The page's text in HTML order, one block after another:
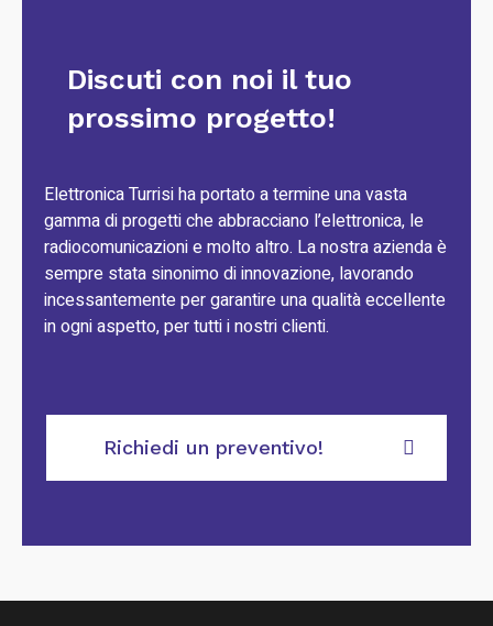
Discuti con noi il tuo
prossimo progetto!
Elettronica Turrisi ha portato a termine una vasta
gamma di progetti che abbracciano l’elettronica, le
radiocomunicazioni e molto altro. La nostra azienda è
sempre stata sinonimo di innovazione, lavorando
incessantemente per garantire una qualità eccellente
in ogni aspetto, per tutti i nostri clienti.
Richiedi un preventivo!